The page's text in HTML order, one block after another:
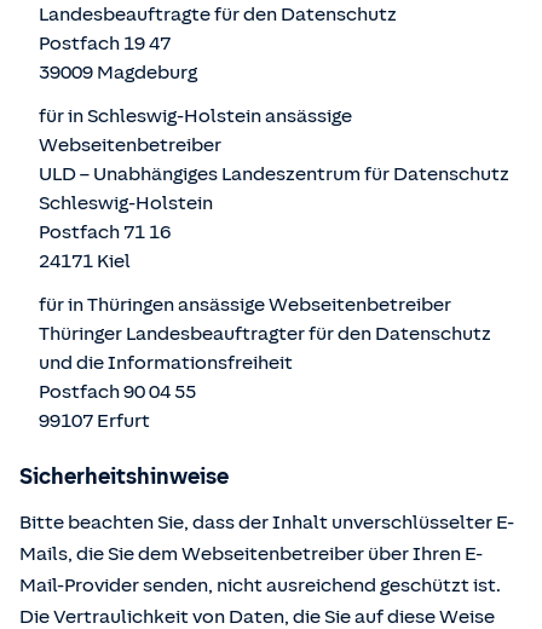
Landesbeauftragte für den Datenschutz
Postfach 19 47
39009 Magdeburg
für in Schleswig-Holstein ansässige
Webseitenbetreiber
ULD – Unabhängiges Landeszentrum für Datenschutz
Schleswig-Holstein
Postfach 71 16
24171 Kiel
für in Thüringen ansässige Webseitenbetreiber
Thüringer Landesbeauftragter für den Datenschutz
und die Informationsfreiheit
Postfach 90 04 55
99107 Erfurt
Sicherheitshinweise
Bitte beachten Sie, dass der Inhalt unverschlüsselter E-
Mails, die Sie dem Webseitenbetreiber über Ihren E-
Mail-Provider senden, nicht ausreichend geschützt ist.
Die Vertraulichkeit von Daten, die Sie auf diese Weise